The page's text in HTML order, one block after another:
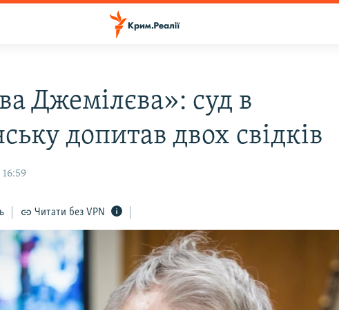
Джемілєва»: суд в
допитав двох свідків
16:59
Читати без VPN